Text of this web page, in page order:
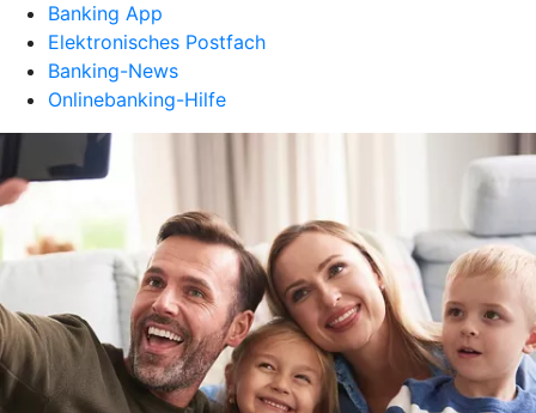
Banking App
Elektronisches Postfach
Banking-News
Onlinebanking-Hilfe